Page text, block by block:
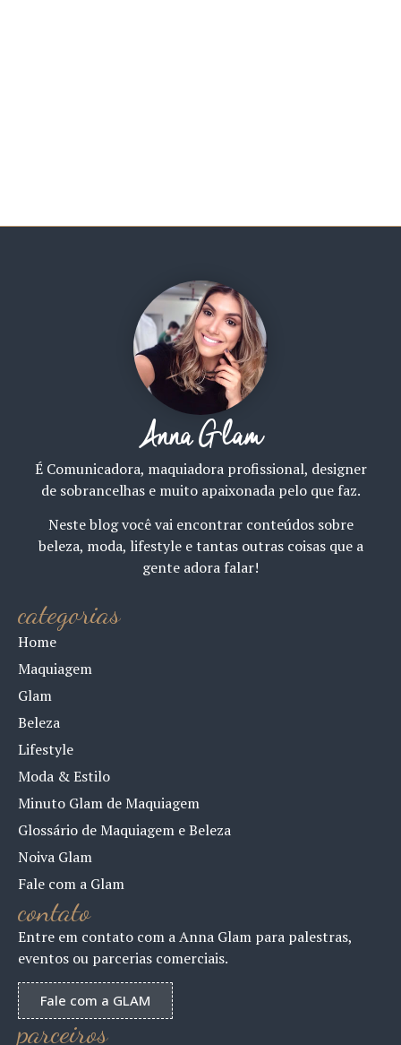
Anna Glam
É Comunicadora, maquiadora profissional, designer
de sobrancelhas e muito apaixonada pelo que faz.
Neste blog você vai encontrar conteúdos sobre
beleza, moda, lifestyle e tantas outras coisas que a
gente adora falar!
categorias
Home
Maquiagem
Glam
Beleza
Lifestyle
Moda & Estilo
Minuto Glam de Maquiagem
Glossário de Maquiagem e Beleza
Noiva Glam
Fale com a Glam
contato
Entre em contato com a Anna Glam para palestras,
eventos ou parcerias comerciais.
Fale com a GLAM
parceiros